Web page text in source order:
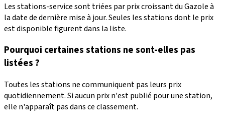
Les stations-service sont triées par prix croissant du Gazole à
la date de dernière mise à jour. Seules les stations dont le prix
est disponible figurent dans la liste.
Pourquoi certaines stations ne sont-elles pas
listées ?
Toutes les stations ne communiquent pas leurs prix
quotidiennement. Si aucun prix n'est publié pour une station,
elle n'apparaît pas dans ce classement.